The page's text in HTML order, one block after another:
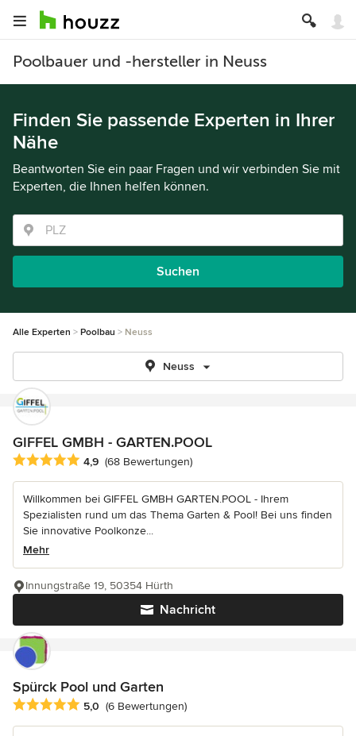
Poolbauer und -hersteller in Neuss
Finden Sie passende Experten in Ihrer
Nähe
Beantworten Sie ein paar Fragen und wir verbinden Sie mit
Experten, die Ihnen helfen können.
Suchen
Alle Experten Poolbau Neuss
Neuss
GIFFEL GMBH - GARTEN.POOL
Durchschnittliche Bewertung: 4.9 von 5 Sternen
4,9 (68 Bewertungen)
Willkommen bei GIFFEL GMBH GARTEN.POOL - Ihrem
Spezialisten rund um das Thema Garten & Pool! Bei uns finden
Sie innovative Poolkonze...
Mehr
Nachricht
Innungstraße 19, 50354 Hürth
Spürck Pool und Garten
Durchschnittliche Bewertung: 5 von 5 Sternen
5,0 (6 Bewertungen)